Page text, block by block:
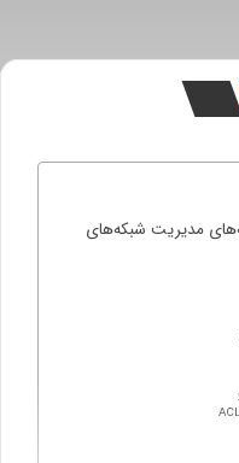
مدیریت شبکه‌های